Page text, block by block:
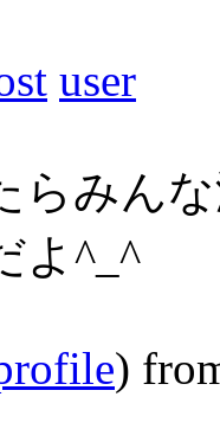
user
らみん
よ^_^
)